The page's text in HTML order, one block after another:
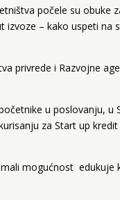
počele su obuke
– kako uspeti na
privrede i Razvojne
u poslovanju,
za Start up
mogućnost edukuje